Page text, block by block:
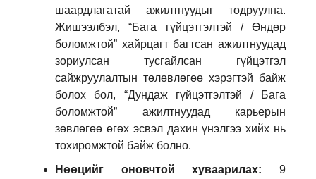
шаардлагатай ажилтнуудыг тодруулна.
Жишээлбэл, “Бага гүйцэтгэлтэй / Өндөр
боломжтой” хайрцагт багтсан ажилтнуудад
зориулсан тусгайлсан гүйцэтгэл
сайжруулалтын төлөвлөгөө хэрэгтэй байж
болох бол, “Дундаж гүйцэтгэлтэй / Бага
боломжтой” ажилтнуудад карьерын
зөвлөгөө өгөх эсвэл дахин үнэлгээ хийх нь
тохиромжтой байж болно.
Нөөцийг оновчтой хуваарилах: 9